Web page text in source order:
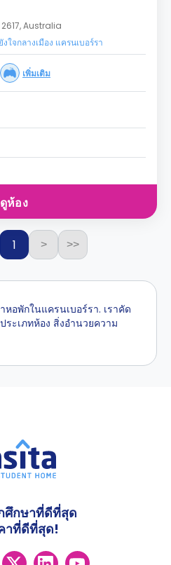
Australia
จกลางเมือง แครนเบอร์รา
เพิ่มเติม
ดูห้อง
1 > >>
อพักในแครนเบอร์รา. เราคัด
ะเภทห้อง สิ่งอำนวยความ
ศึกษาที่ดีที่สุด
าที่ดีที่สุด!